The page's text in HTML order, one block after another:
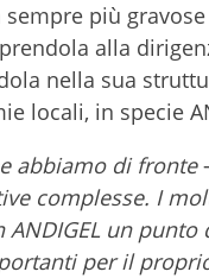
sempre più
alla
nella sua
locali, in specie
abbiamo di fronte
complesse. I
ANDIGEL un
per il